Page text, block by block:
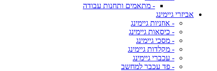
- מתאמים ותחנות עבודה
אביזרי גיימינג
- אוזניות גיימינג
- כיסאות גיימינג
- מסכי גיימינג
- מקלדות גיימינג
- עכברי גיימינג
- פד עכבר למחשב